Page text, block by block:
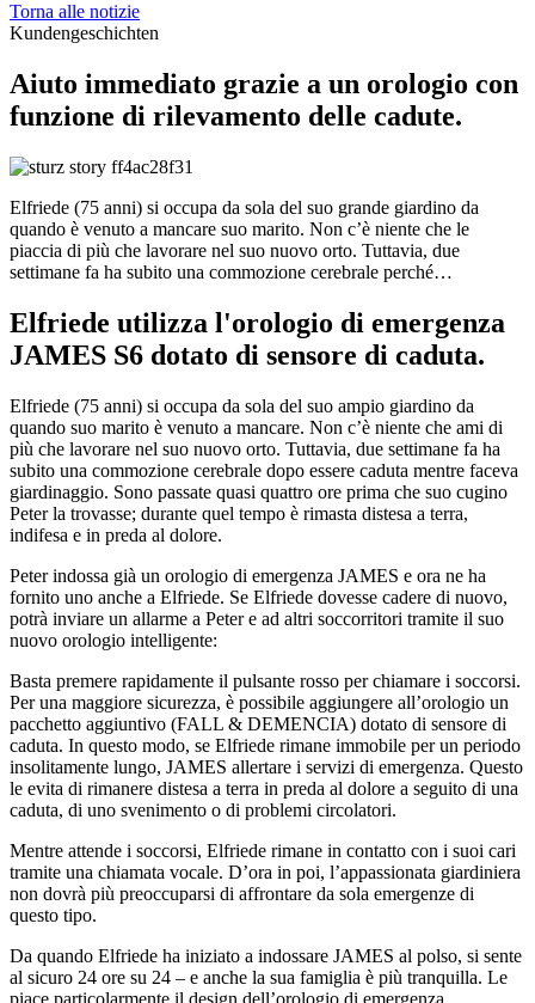
Torna alle notizie
Kundengeschichten
Aiuto immediato grazie a un orologio con
funzione di rilevamento delle cadute.
Elfriede (75 anni) si occupa da sola del suo grande giardino da
quando è venuto a mancare suo marito. Non c’è niente che le
piaccia di più che lavorare nel suo nuovo orto. Tuttavia, due
settimane fa ha subito una commozione cerebrale perché…
Elfriede utilizza l'orologio di emergenza
JAMES S6 dotato di sensore di caduta.
Elfriede (75 anni) si occupa da sola del suo ampio giardino da
quando suo marito è venuto a mancare. Non c’è niente che ami di
più che lavorare nel suo nuovo orto. Tuttavia, due settimane fa ha
subito una commozione cerebrale dopo essere caduta mentre faceva
giardinaggio. Sono passate quasi quattro ore prima che suo cugino
Peter la trovasse; durante quel tempo è rimasta distesa a terra,
indifesa e in preda al dolore.
Peter indossa già un orologio di emergenza JAMES e ora ne ha
fornito uno anche a Elfriede. Se Elfriede dovesse cadere di nuovo,
potrà inviare un allarme a Peter e ad altri soccorritori tramite il suo
nuovo orologio intelligente:
Basta premere rapidamente il pulsante rosso per chiamare i soccorsi.
Per una maggiore sicurezza, è possibile aggiungere all’orologio un
pacchetto aggiuntivo (FALL & DEMENCIA) dotato di sensore di
caduta. In questo modo, se Elfriede rimane immobile per un periodo
insolitamente lungo, JAMES allertare i servizi di emergenza. Questo
le evita di rimanere distesa a terra in preda al dolore a seguito di una
caduta, di uno svenimento o di problemi circolatori.
Mentre attende i soccorsi, Elfriede rimane in contatto con i suoi cari
tramite una chiamata vocale. D’ora in poi, l’appassionata giardiniera
non dovrà più preoccuparsi di affrontare da sola emergenze di
questo tipo.
Da quando Elfriede ha iniziato a indossare JAMES al polso, si sente
al sicuro 24 ore su 24 – e anche la sua famiglia è più tranquilla. Le
piace particolarmente il design dell’orologio di emergenza.